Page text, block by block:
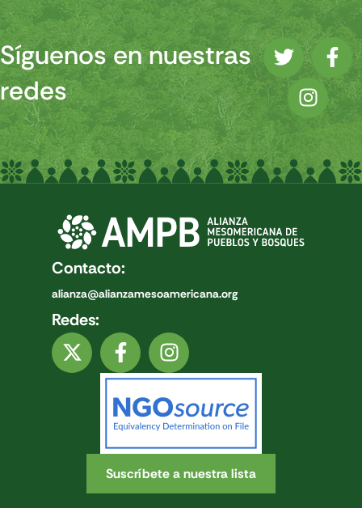
Síguenos en nuestras
redes
Contacto:
alianza@alianzamesoamericana.org
Redes:
Suscríbete a nuestra lista